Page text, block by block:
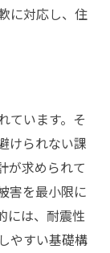
に対応し、住
ています。そ
けられない課
が求められて
害を最小限に
には、耐震性
やすい基礎構